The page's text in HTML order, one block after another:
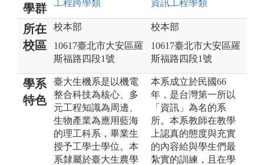
學群
工程跨學類
資訊工程學類
所在
校區
校本部
10617臺北市大安區羅
斯福路四段1號
校本部
10617臺北市大安區羅
斯福路四段1號
學系
特色
臺大生機系是以機電
整合科技為核心、多
元工程知識為周邊、
生物產業為應用藍海
的理工科系，畢業生
授予工學士學位。本
系隸屬於臺大生農學
本系成立於民國66
年，是台灣第一所以
「資訊」為名的系
所。本系教師在教學
上認真的態度與充實
的內容給與學生們最
紮實的訓練，且在學